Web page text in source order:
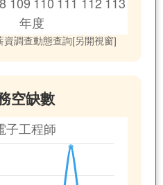
調查動態查詢[另開視窗]
空缺數